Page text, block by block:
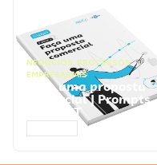
NEGÓCIOS, PROCESSOS
EMPRESARIAIS
Faça uma proposta
comercial | Prompts
ChatGPT